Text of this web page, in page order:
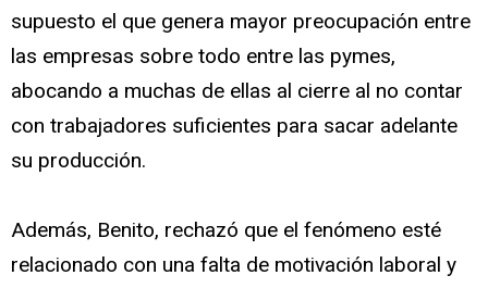
supuesto el que genera mayor preocupación entre
las empresas sobre todo entre las pymes,
abocando a muchas de ellas al cierre al no contar
con trabajadores suficientes para sacar adelante
su producción.
Además, Benito, rechazó que el fenómeno esté
relacionado con una falta de motivación laboral y